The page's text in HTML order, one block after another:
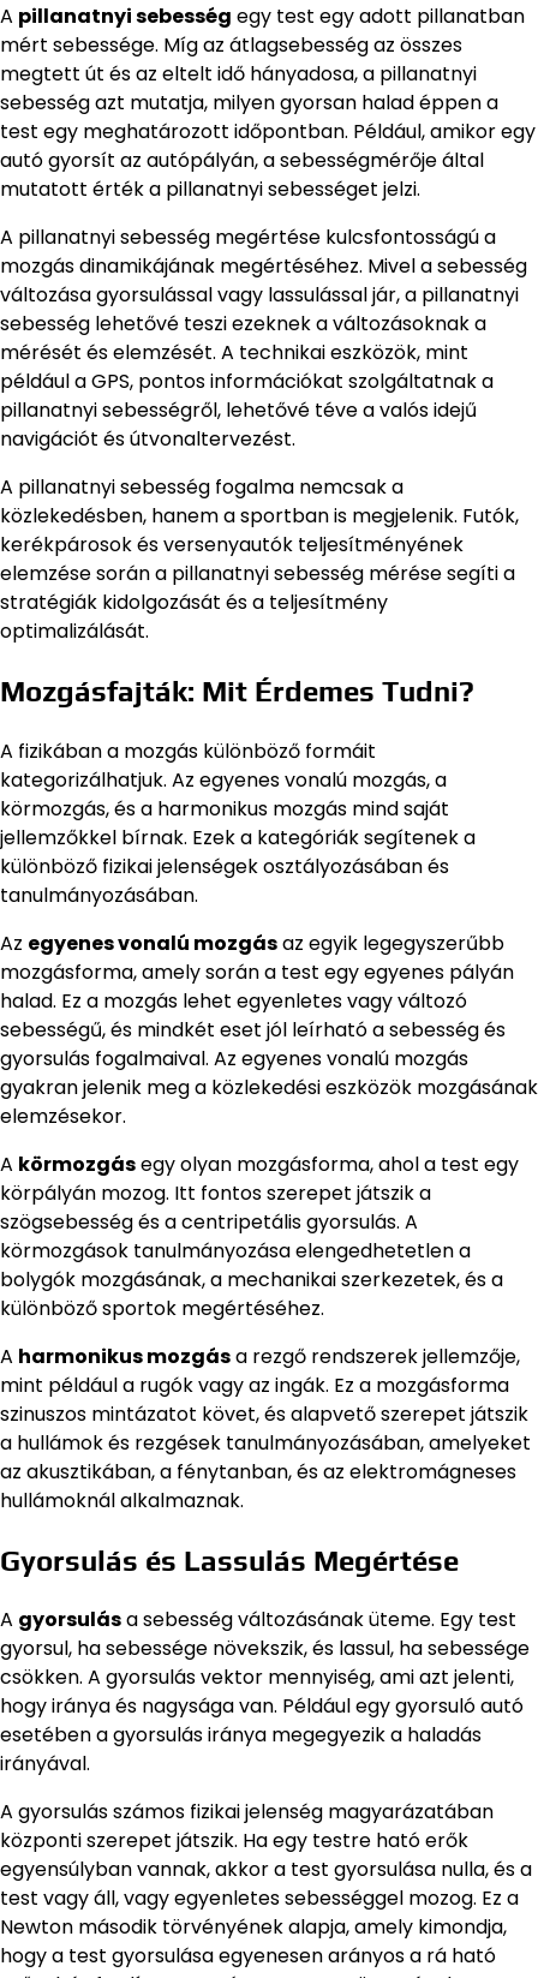
A pillanatnyi sebesség egy test egy adott pillanatban
mért sebessége. Míg az átlagsebesség az összes
megtett út és az eltelt idő hányadosa, a pillanatnyi
sebesség azt mutatja, milyen gyorsan halad éppen a
test egy meghatározott időpontban. Például, amikor egy
autó gyorsít az autópályán, a sebességmérője által
mutatott érték a pillanatnyi sebességet jelzi.
A pillanatnyi sebesség megértése kulcsfontosságú a
mozgás dinamikájának megértéséhez. Mivel a sebesség
változása gyorsulással vagy lassulással jár, a pillanatnyi
sebesség lehetővé teszi ezeknek a változásoknak a
mérését és elemzését. A technikai eszközök, mint
például a GPS, pontos információkat szolgáltatnak a
pillanatnyi sebességről, lehetővé téve a valós idejű
navigációt és útvonaltervezést.
A pillanatnyi sebesség fogalma nemcsak a
közlekedésben, hanem a sportban is megjelenik. Futók,
kerékpárosok és versenyautók teljesítményének
elemzése során a pillanatnyi sebesség mérése segíti a
stratégiák kidolgozását és a teljesítmény
optimalizálását.
Mozgásfajták: Mit Érdemes Tudni?
A fizikában a mozgás különböző formáit
kategorizálhatjuk. Az egyenes vonalú mozgás, a
körmozgás, és a harmonikus mozgás mind saját
jellemzőkkel bírnak. Ezek a kategóriák segítenek a
különböző fizikai jelenségek osztályozásában és
tanulmányozásában.
Az egyenes vonalú mozgásaz egyik legegyszerűbb
mozgásforma, amely során a test egy egyenes pályán
halad. Ez a mozgás lehet egyenletes vagy változó
sebességű, és mindkét eset jól leírható a sebesség és
gyorsulás fogalmaival. Az egyenes vonalú mozgás
gyakran jelenik meg a közlekedési eszközök mozgásának
elemzésekor.
A körmozgásegy olyan mozgásforma, ahol a test egy
körpályán mozog. Itt fontos szerepet játszik a
szögsebesség és a centripetális gyorsulás. A
körmozgások tanulmányozása elengedhetetlen a
bolygók mozgásának, a mechanikai szerkezetek, és a
különböző sportok megértéséhez.
A harmonikus mozgása rezgő rendszerek jellemzője,
mint például a rugók vagy az ingák. Ez a mozgásforma
szinuszos mintázatot követ, és alapvető szerepet játszik
a hullámok és rezgések tanulmányozásában, amelyeket
az akusztikában, a fénytanban, és az elektromágneses
hullámoknál alkalmaznak.
Gyorsulás és Lassulás Megértése
A gyorsulása sebesség változásának üteme. Egy test
gyorsul, ha sebessége növekszik, és lassul, ha sebessége
csökken. A gyorsulás vektor mennyiség, ami azt jelenti,
hogy iránya és nagysága van. Például egy gyorsuló autó
esetében a gyorsulás iránya megegyezik a haladás
irányával.
A gyorsulás számos fizikai jelenség magyarázatában
központi szerepet játszik. Ha egy testre ható erők
egyensúlyban vannak, akkor a test gyorsulása nulla, és a
test vagy áll, vagy egyenletes sebességgel mozog. Ez a
Newton második törvényének alapja, amely kimondja,
hogy a test gyorsulása egyenesen arányos a rá ható